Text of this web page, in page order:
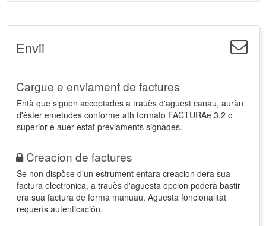
Envii
Cargue e enviament de factures
Entà que siguen acceptades a trauès d'aguest canau, auràn
d'èster emetudes conforme ath formato FACTURAe 3.2 o
superior e auer estat prèviaments signades.
Creacion de factures
Se non dispòse d'un estrument entara creacion dera sua
factura electronica, a trauès d'aguesta opcion poderà bastir
era sua factura de forma manuau. Aguesta foncionalitat
requerís autenticación.